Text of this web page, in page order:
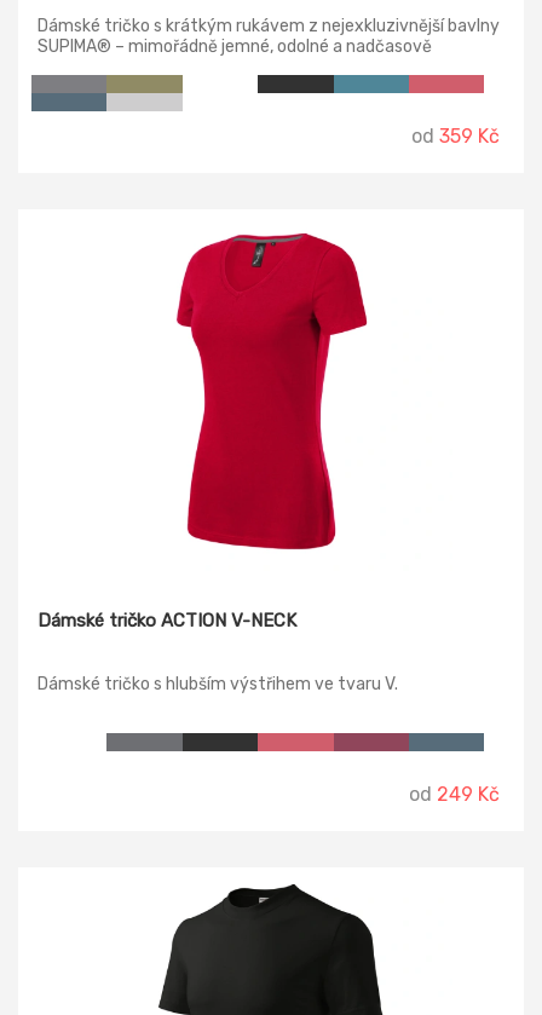
Dámské tričko s krátkým rukávem z nejexkluzivnější bavlny
SUPIMA® – mimořádně jemné, odolné a nadčasově
od 359 Kč
Dámské tričko ACTION V-NECK
Dámské tričko s hlubším výstřihem ve tvaru V.
od 249 Kč